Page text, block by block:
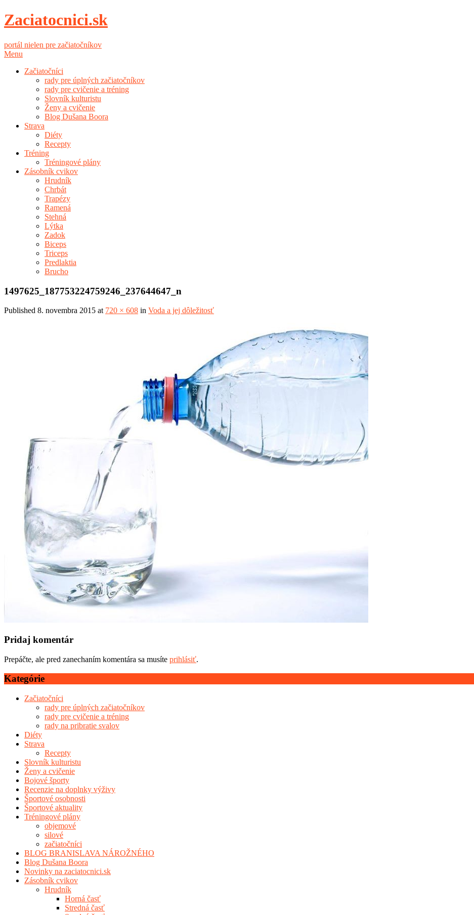
Zaciatocnici.sk
portál nielen pre začiatočníkov
Menu
Začiatočníci
rady pre úplných začiatočníkov
rady pre cvičenie a tréning
Slovník kulturistu
Ženy a cvičenie
Blog Dušana Boora
Strava
Diéty
Recepty
Tréning
Tréningové plány
Zásobník cvikov
Hrudník
Chrbát
Trapézy
Ramená
Stehná
Lýtka
Zadok
Biceps
Triceps
Predlaktia
Brucho
1497625_187753224759246_237644647_n
Published 8. novembra 2015 at 720 × 608 in Voda a jej dôležitosť
Pridaj komentár
Prepáčte, ale pred zanechaním komentára sa musíte prihlásiť.
Kategórie
Začiatočníci
rady pre úplných začiatočníkov
rady pre cvičenie a tréning
rady na pribratie svalov
Diéty
Strava
Recepty
Slovník kulturistu
Ženy a cvičenie
Bojové športy
Recenzie na doplnky výživy
Športové osobnosti
Športové aktuality
Tréningové plány
objemové
silové
začiatočníci
BLOG BRANISLAVA NÁROŽNÉHO
Blog Dušana Boora
Novinky na zaciatocnici.sk
Zásobník cvikov
Hrudník
Horná časť
Stredná časť